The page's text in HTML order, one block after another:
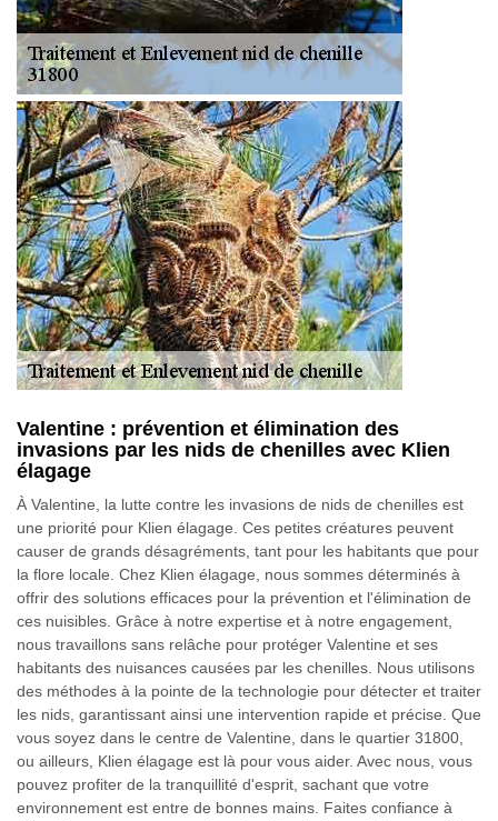
Valentine : prévention et élimination des
invasions par les nids de chenilles avec Klien
élagage
À Valentine, la lutte contre les invasions de nids de chenilles est
une priorité pour Klien élagage. Ces petites créatures peuvent
causer de grands désagréments, tant pour les habitants que pour
la flore locale. Chez Klien élagage, nous sommes déterminés à
offrir des solutions efficaces pour la prévention et l'élimination de
ces nuisibles. Grâce à notre expertise et à notre engagement,
nous travaillons sans relâche pour protéger Valentine et ses
habitants des nuisances causées par les chenilles. Nous utilisons
des méthodes à la pointe de la technologie pour détecter et traiter
les nids, garantissant ainsi une intervention rapide et précise. Que
vous soyez dans le centre de Valentine, dans le quartier 31800,
ou ailleurs, Klien élagage est là pour vous aider. Avec nous, vous
pouvez profiter de la tranquillité d'esprit, sachant que votre
environnement est entre de bonnes mains. Faites confiance à